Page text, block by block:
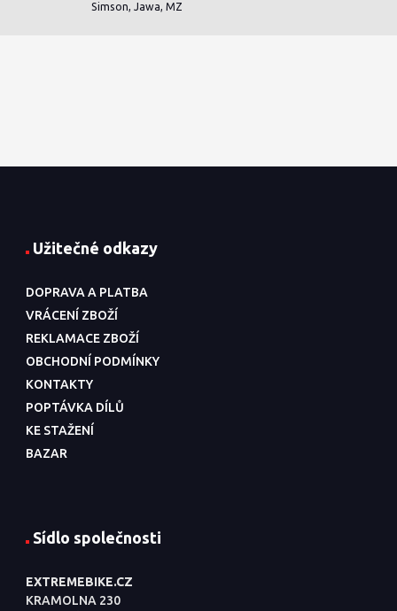
Simson, Jawa, MZ
Užitečné odkazy
DOPRAVA A PLATBA
VRÁCENÍ ZBOŽÍ
REKLAMACE ZBOŽÍ
OBCHODNÍ PODMÍNKY
KONTAKTY
POPTÁVKA DÍLŮ
KE STAŽENÍ
BAZAR
Sídlo společnosti
EXTREMEBIKE.CZ
KRAMOLNA 230